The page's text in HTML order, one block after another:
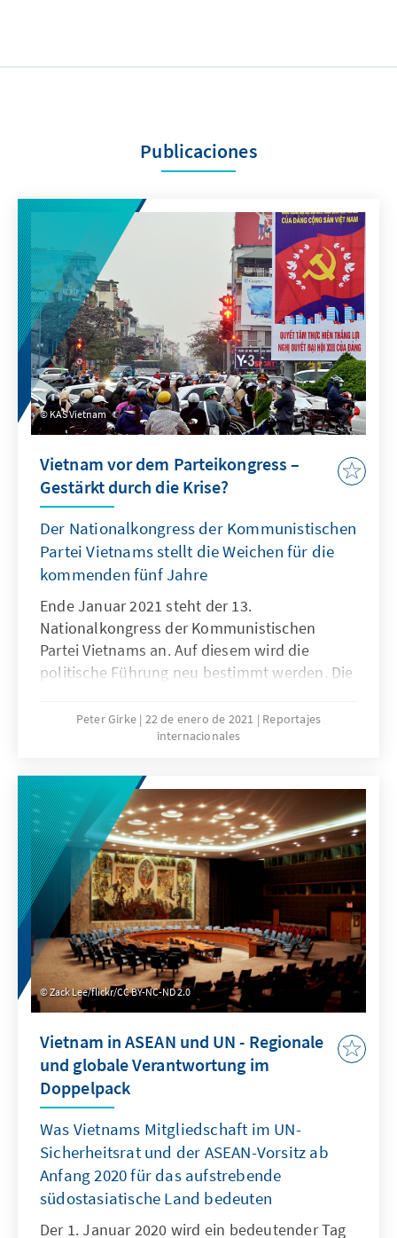
Publicaciones
KAS Vietnam
Vietnam vor dem Parteikongress –
Gestärkt durch die Krise?
Der Nationalkongress der Kommunistischen
Partei Vietnams stellt die Weichen für die
kommenden fünf Jahre
Ende Januar 2021 steht der 13.
Nationalkongress der Kommunistischen
Partei Vietnams an. Auf diesem wird die
politische Führung neu bestimmt werden. Die
künftige innen- und außenpolitische Richtung
bestimmen und wegweisend für die
Jahren sein. Ein Rückblick auf die
vergangenen Monate zeigt, dass die Partei
gestärkt in Klausur geht. Insgesamt war 2020
für Vietnam ein schwieriges und zugleich
erfolgreiches Jahr. Der Umgang mit der Covid-
19-Pandemie stellte das Land vor enorme
Herausforderungen, die aber
gesundheitspolitisch und wirtschaftlich im
weltweiten Vergleich sehr gut bewältigt
wurden. Gleichzeitig hatte Vietnam mit Beginn
der UN-Sicherheitsratsmitgliedschaft und
Bühne in einer Doppelverantwortung zu
bestehen. Mit Näherrücken des Parteitages
wurde gleichzeitig sichtbar, dass die Partei
System gegen jede Kritik vehement verteidigt.
Peter Girke 22 de enero de 2021
Reportajes
internacionales
Zack Lee/flickr/CC BY-NC-ND 2.0
Vietnam in ASEAN und UN - Regionale
und globale Verantwortung im
Doppelpack
Was Vietnams Mitgliedschaft im UN-
Sicherheitsrat und der ASEAN-Vorsitz ab
Anfang 2020 für das aufstrebende
südostasiatische Land bedeuten
Der 1. Januar 2020 wird ein bedeutender Tag